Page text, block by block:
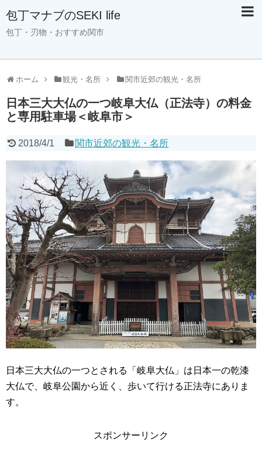
包丁マナブのSEKI life
包丁・刃物・おすすめ関市
ホーム 観光・名所 関市近郊の観光・名所
日本三大大仏の一つ岐阜大仏（正法寺）の料金
と専用駐車場＜岐阜市＞
2018/4/1 関市近郊の観光・名所
日本三大大仏の一つとされる「岐阜大仏」は日本一の乾漆
大仏で、岐阜公園から近く、歩いて行ける正法寺にありま
す。
スポンサーリンク